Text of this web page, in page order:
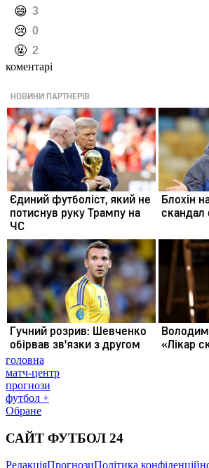
️😄 3
️😢 0
️🤬 2
коментарі
головна
матч-центр
прогнози
футбол +
Обране
САЙТ ФУТБОЛ 24
РедакціяПрогнозиПолітика